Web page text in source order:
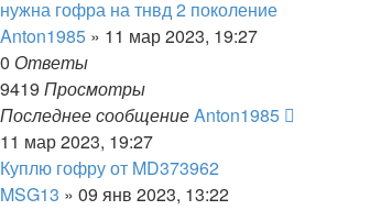
нужна гофра на тнвд 2 поколение
Anton1985 » 11 мар 2023, 19:27
0 Ответы
9419 Просмотры
Последнее сообщениеAnton1985
11 мар 2023, 19:27
Куплю гофру от MD373962
MSG13 » 09 янв 2023, 13:22